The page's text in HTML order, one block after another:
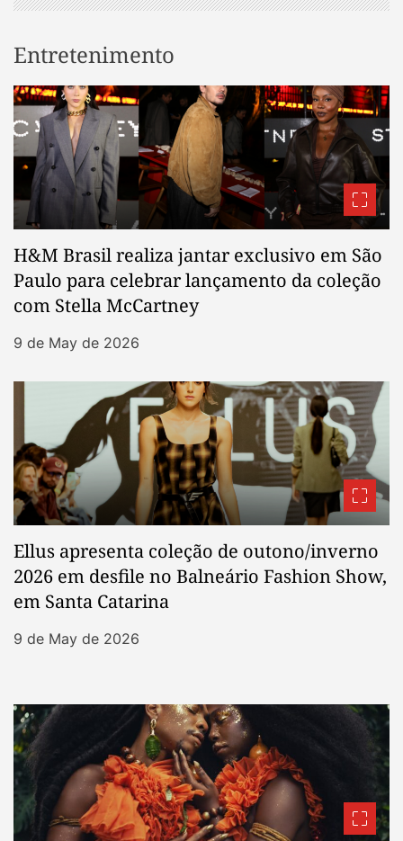
Entretenimento
H&M Brasil realiza jantar exclusivo em São
Paulo para celebrar lançamento da coleção
com Stella McCartney
9 de May de 2026
Ellus apresenta coleção de outono/inverno
2026 em desfile no Balneário Fashion Show,
em Santa Catarina
9 de May de 2026